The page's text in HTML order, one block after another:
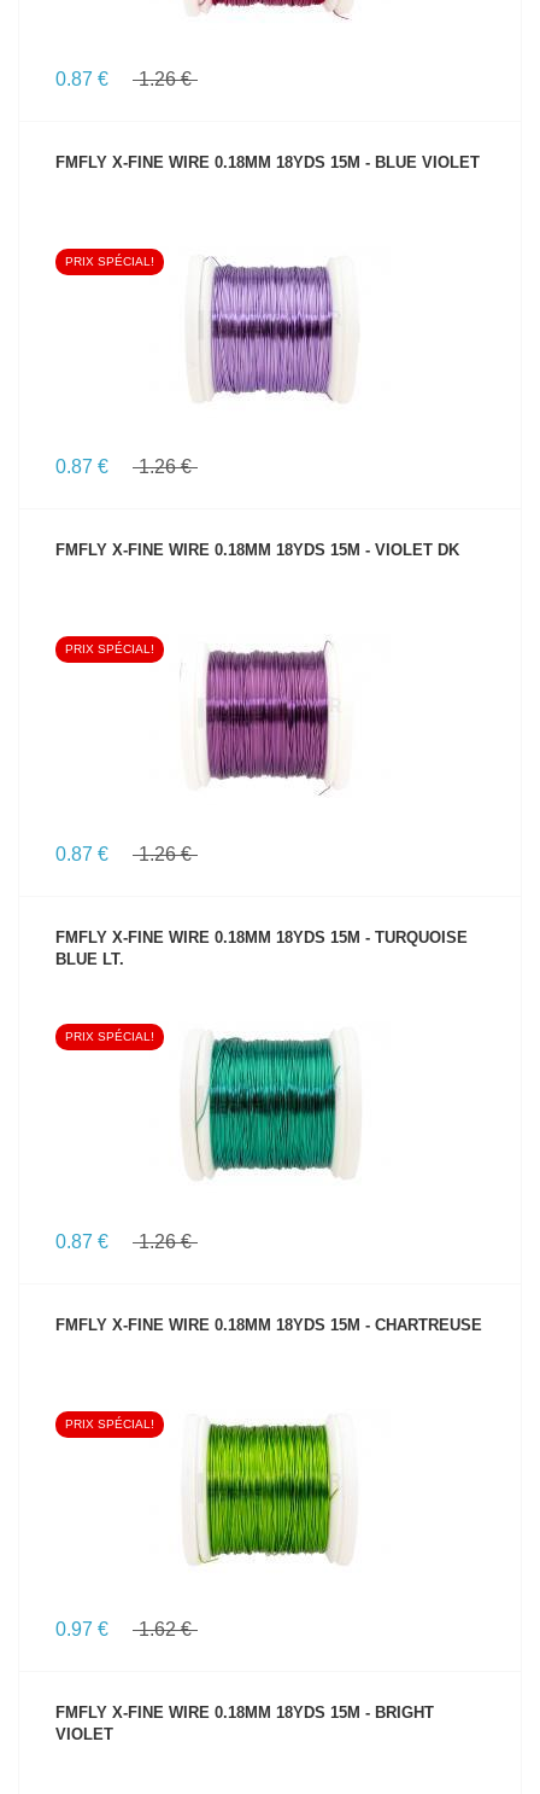
0.87 € 1.26 €
FMFLY X-FINE WIRE 0.18MM 18YDS 15M - BLUE VIOLET
VOIR LE PRODUIT
PRIX SPÉCIAL!
0.87 € 1.26 €
FMFLY X-FINE WIRE 0.18MM 18YDS 15M - VIOLET DK
VOIR LE PRODUIT
PRIX SPÉCIAL!
0.87 € 1.26 €
FMFLY X-FINE WIRE 0.18MM 18YDS 15M - TURQUOISE
BLUE LT.
VOIR LE PRODUIT
PRIX SPÉCIAL!
0.87 € 1.26 €
FMFLY X-FINE WIRE 0.18MM 18YDS 15M - CHARTREUSE
VOIR LE PRODUIT
PRIX SPÉCIAL!
0.97 € 1.62 €
FMFLY X-FINE WIRE 0.18MM 18YDS 15M - BRIGHT
VIOLET